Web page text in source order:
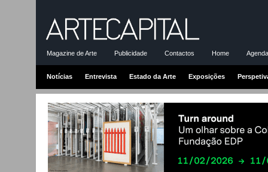
Magazine de Arte Publicidade Contactos Home
Notícias Entrevista Estado da Arte Exposições